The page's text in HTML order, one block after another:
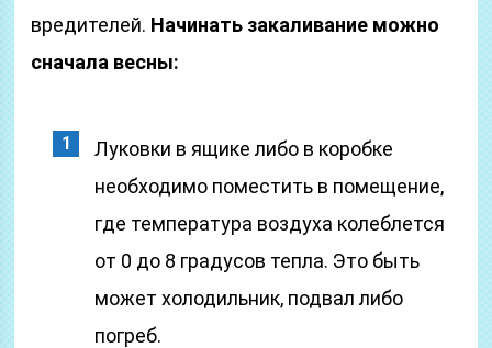
вредителей. Начинать закаливание можно
сначала весны:
Луковки в ящике либо в коробке
необходимо поместить в помещение,
где температура воздуха колеблется
от 0 до 8 градусов тепла. Это быть
может холодильник, подвал либо
погреб.